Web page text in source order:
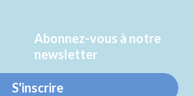
Abonnez-vous à notre
newsletter
S'inscrire